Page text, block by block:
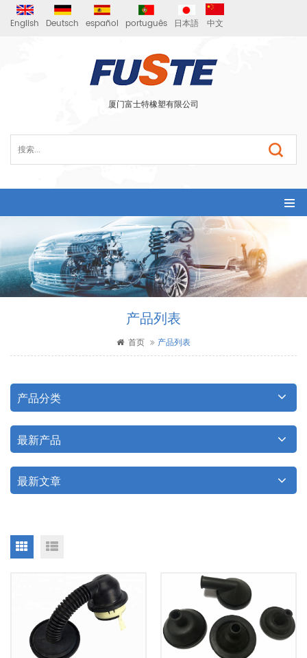
English Deutsch español português 日本語 中文
厦门富士特橡塑有限公司
产品列表
首页 产品列表
产品分类
最新产品
最新文章